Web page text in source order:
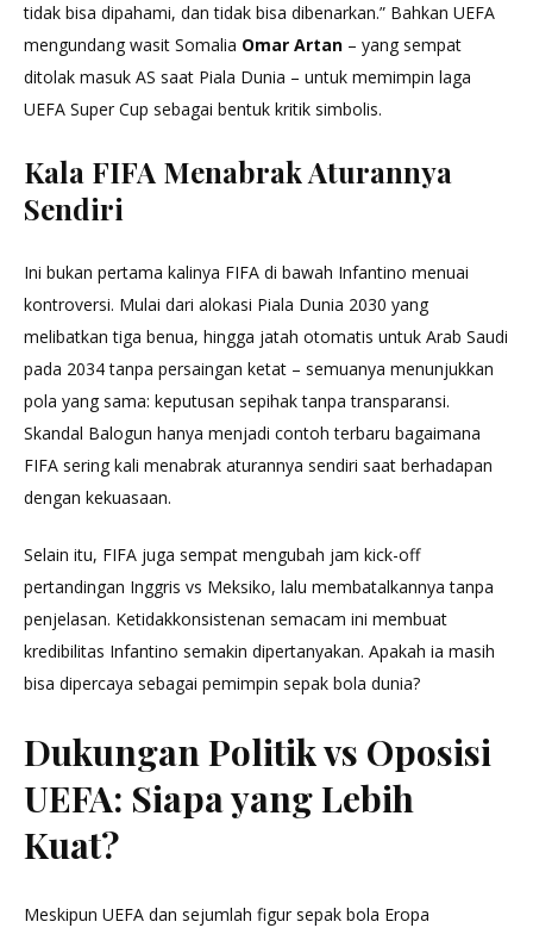
tidak bisa dipahami, dan tidak bisa dibenarkan.” Bahkan UEFA
mengundang wasit Somalia Omar Artan – yang sempat
ditolak masuk AS saat Piala Dunia – untuk memimpin laga
UEFA Super Cup sebagai bentuk kritik simbolis.
Kala FIFA Menabrak Aturannya
Sendiri
Ini bukan pertama kalinya FIFA di bawah Infantino menuai
kontroversi. Mulai dari alokasi Piala Dunia 2030 yang
melibatkan tiga benua, hingga jatah otomatis untuk Arab Saudi
pada 2034 tanpa persaingan ketat – semuanya menunjukkan
pola yang sama: keputusan sepihak tanpa transparansi.
Skandal Balogun hanya menjadi contoh terbaru bagaimana
FIFA sering kali menabrak aturannya sendiri saat berhadapan
dengan kekuasaan.
Selain itu, FIFA juga sempat mengubah jam kick-off
pertandingan Inggris vs Meksiko, lalu membatalkannya tanpa
penjelasan. Ketidakkonsistenan semacam ini membuat
kredibilitas Infantino semakin dipertanyakan. Apakah ia masih
bisa dipercaya sebagai pemimpin sepak bola dunia?
Dukungan Politik vs Oposisi
UEFA: Siapa yang Lebih
Kuat?
Meskipun UEFA dan sejumlah figur sepak bola Eropa